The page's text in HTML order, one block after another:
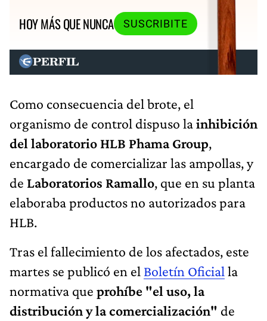
HOY MÁS QUE NUNCA
SUSCRIBITE
Como consecuencia del brote, el
organismo de control dispuso lainhibición
del laboratorio HLB Phama Group,
encargado de comercializar las ampollas, y
de Laboratorios Ramallo, que en su planta
elaboraba productos no autorizados para
HLB.
Tras el fallecimiento de los afectados, este
martes se publicó en el Boletín Oficial la
normativa que prohíbe "el uso, la
distribución y la comercialización" de